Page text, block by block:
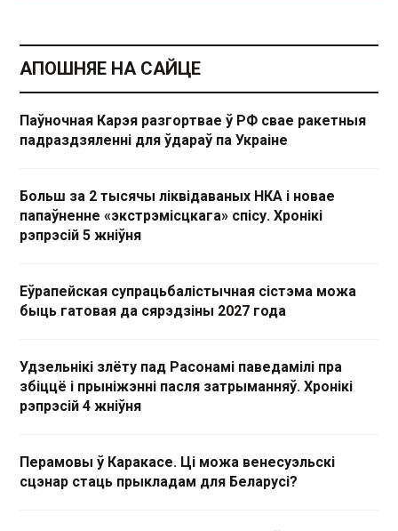
АПОШНЯЕ НА САЙЦЕ
Паўночная Карэя разгортвае ў РФ свае ракетныя
падраздзяленні для ўдараў па Украіне
Больш за 2 тысячы ліквідаваных НКА і новае
папаўненне «экстрэмісцкага» спісу. Хронікі
рэпрэсій 5 жніўня
Еўрапейская супрацьбалістычная сістэма можа
быць гатовая да сярэдзіны 2027 года
Удзельнікі злёту пад Расонамі паведамілі пра
збіццё і прыніжэнні пасля затрыманняў. Хронікі
рэпрэсій 4 жніўня
Перамовы ў Каракасе. Ці можа венесуэльскі
сцэнар стаць прыкладам для Беларусі?